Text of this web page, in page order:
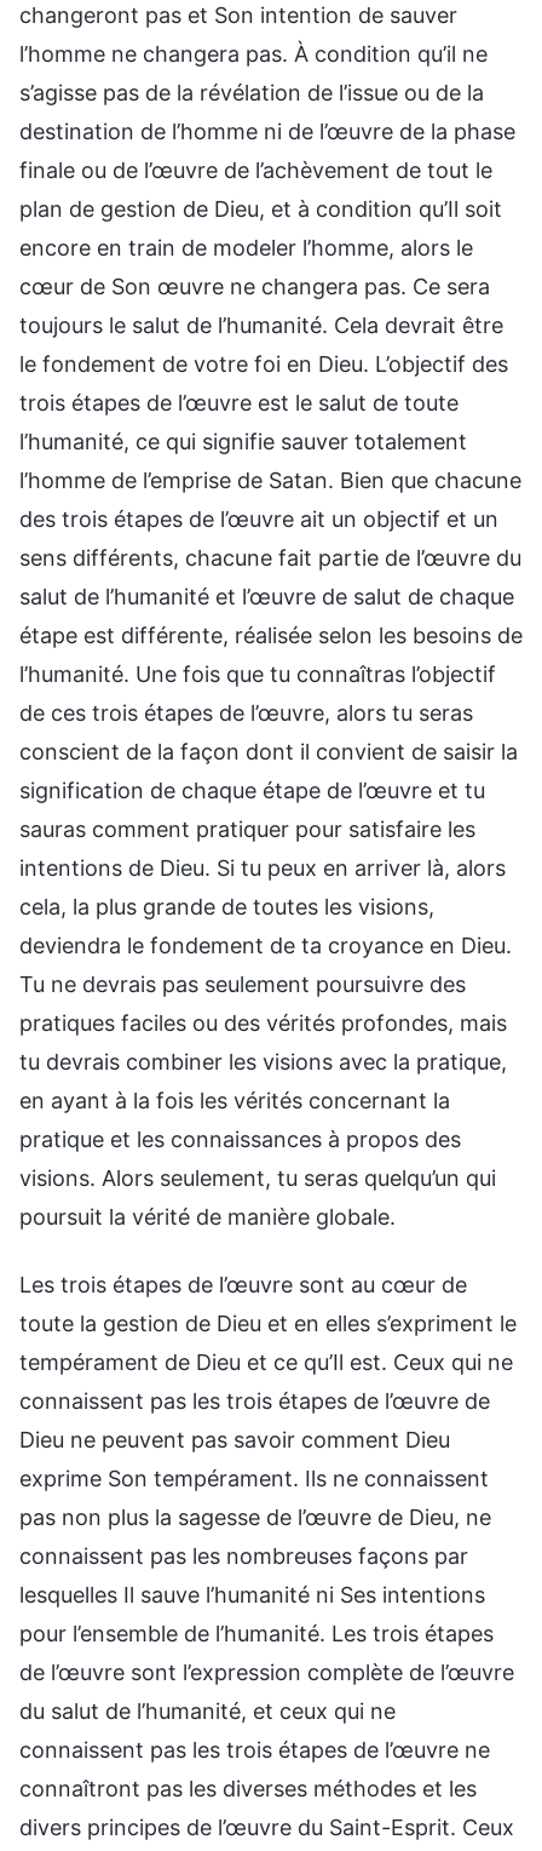
changeront pas et Son intention de sauver
l’homme ne changera pas. À condition qu’il ne
s’agisse pas de la révélation de l’issue ou de la
destination de l’homme ni de l’œuvre de la phase
finale ou de l’œuvre de l’achèvement de tout le
plan de gestion de Dieu, et à condition qu’Il soit
encore en train de modeler l’homme, alors le
cœur de Son œuvre ne changera pas. Ce sera
toujours le salut de l’humanité. Cela devrait être
le fondement de votre foi en Dieu. L’objectif des
trois étapes de l’œuvre est le salut de toute
l’humanité, ce qui signifie sauver totalement
l’homme de l’emprise de Satan. Bien que chacune
des trois étapes de l’œuvre ait un objectif et un
sens différents, chacune fait partie de l’œuvre du
salut de l’humanité et l’œuvre de salut de chaque
étape est différente, réalisée selon les besoins de
l’humanité. Une fois que tu connaîtras l’objectif
de ces trois étapes de l’œuvre, alors tu seras
conscient de la façon dont il convient de saisir la
signification de chaque étape de l’œuvre et tu
sauras comment pratiquer pour satisfaire les
intentions de Dieu. Si tu peux en arriver là, alors
cela, la plus grande de toutes les visions,
deviendra le fondement de ta croyance en Dieu.
Tu ne devrais pas seulement poursuivre des
pratiques faciles ou des vérités profondes, mais
tu devrais combiner les visions avec la pratique,
en ayant à la fois les vérités concernant la
pratique et les connaissances à propos des
visions. Alors seulement, tu seras quelqu’un qui
poursuit la vérité de manière globale.
Les trois étapes de l’œuvre sont au cœur de
toute la gestion de Dieu et en elles s’expriment le
tempérament de Dieu et ce qu’Il est. Ceux qui ne
connaissent pas les trois étapes de l’œuvre de
Dieu ne peuvent pas savoir comment Dieu
exprime Son tempérament. Ils ne connaissent
pas non plus la sagesse de l’œuvre de Dieu, ne
connaissent pas les nombreuses façons par
lesquelles Il sauve l’humanité ni Ses intentions
pour l’ensemble de l’humanité. Les trois étapes
de l’œuvre sont l’expression complète de l’œuvre
du salut de l’humanité, et ceux qui ne
connaissent pas les trois étapes de l’œuvre ne
connaîtront pas les diverses méthodes et les
divers principes de l’œuvre du Saint-Esprit. Ceux